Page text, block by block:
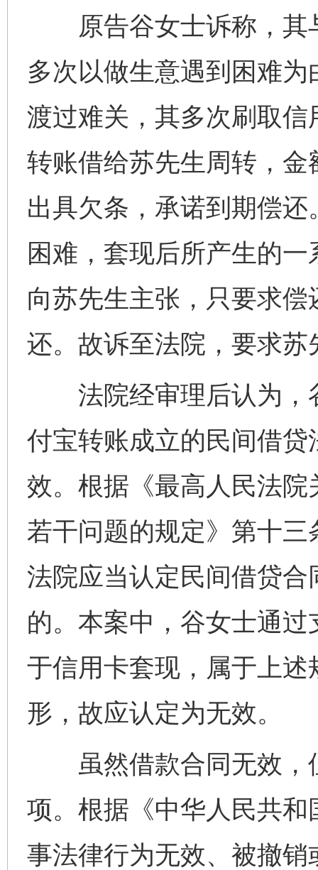
原告谷女士诉称，其
多次以做生意遇到困难
渡过难关，其多次刷取
转账借给苏先生周转，
出具欠条，承诺到期偿
困难，套现后所产生的
向苏先生主张，只要求
还。故诉至法院，要求
法院经审理后认为，
付宝转账成立的民间借
效。根据《最高人民法
若干问题的规定》第十
法院应当认定民间借贷
的。本案中，谷女士通
于信用卡套现，属于上
形，故应认定为无效。
虽然借款合同无效，
项。根据《中华人民共
事法律行为无效、被撤